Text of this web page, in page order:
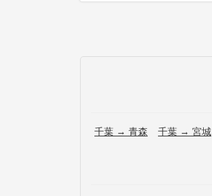
千葉 → 青森 千葉 → 宮城